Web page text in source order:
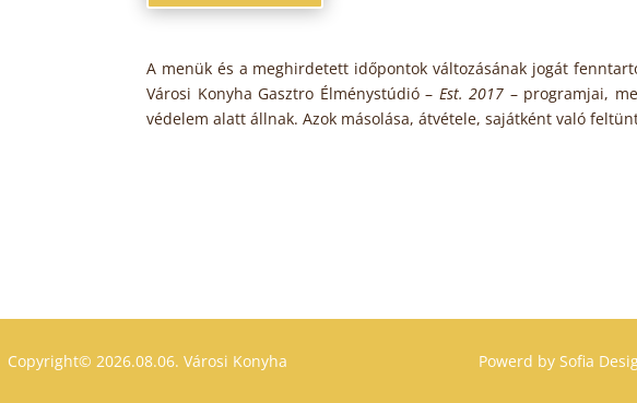
A menük és a meghirdetett időpontok változásának jogát
Városi Konyha Gasztro Élménystúdió – Est. 2017 – programjai,
védelem alatt állnak. Azok másolása, átvétele, sajátként való
Copyright© 2026.08.06. Városi Konyha Powerd by Sofia